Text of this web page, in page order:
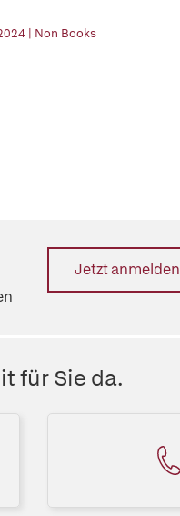
| Non Books
Jetzt anmelden
für Sie da.